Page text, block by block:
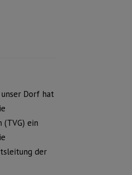
Dorf hat
(TVG) ein
der